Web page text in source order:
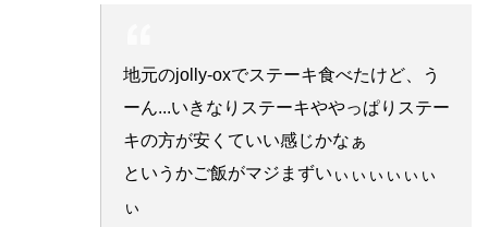
地元のjolly-oxでステーキ食べたけど、う
ーん...いきなりステーキややっぱりステー
キの方が安くていい感じかなぁ
というかご飯がマジまずいぃぃぃぃぃぃ
ぃ